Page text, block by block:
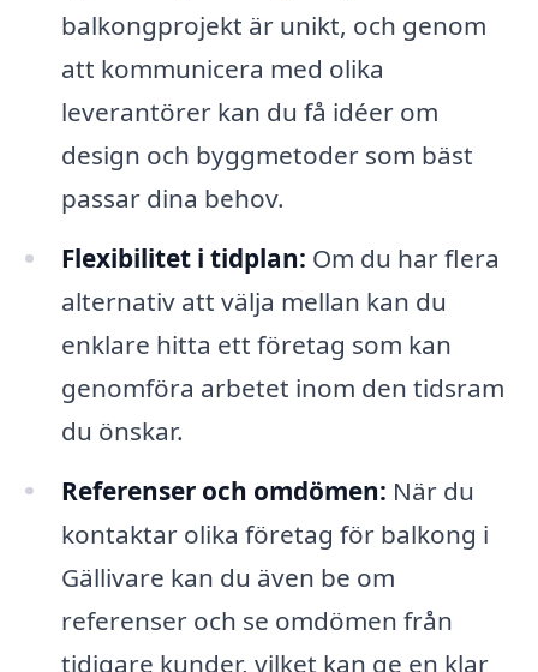
balkongprojekt är unikt, och genom
att kommunicera med olika
leverantörer kan du få idéer om
design och byggmetoder som bäst
passar dina behov.
Flexibilitet i tidplan: Om du har flera
alternativ att välja mellan kan du
enklare hitta ett företag som kan
genomföra arbetet inom den tidsram
du önskar.
Referenser och omdömen: När du
kontaktar olika företag för balkong i
Gällivare kan du även be om
referenser och se omdömen från
tidigare kunder, vilket kan ge en klar